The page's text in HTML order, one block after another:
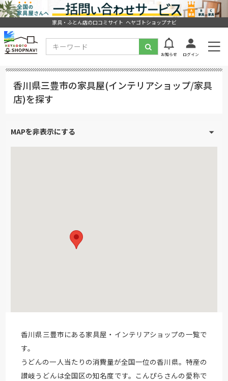
家具・ふとん店の口コミサイト ヘヤゴトショップナビ
お知らせ ログイン
香川県三豊市の家具屋(インテリアショップ/家具
店)を探す
香川県三豊市にある家具屋・インテリアショップの一覧で
す。
うどんの一人当たりの消費量が全国一位の香川県。特産の
讃岐うどんは全国区の知名度です。こんぴらさんの愛称で